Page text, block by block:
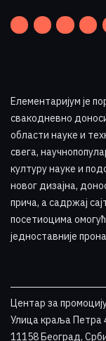
Елементаријум је
свакодневно
области науке и
свега,
културу науке и
новог дизајна,
прича, а садржај
посетиоцима
једноставније
Центар за
Улица краља Петра
11158 Београд,